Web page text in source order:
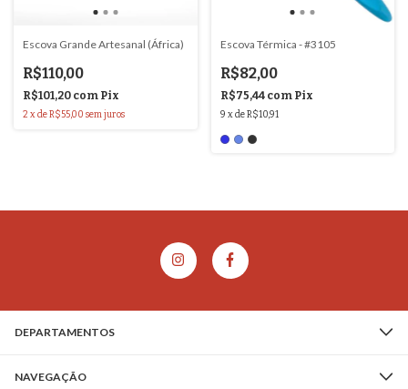
Escova Grande Artesanal (África)
R$110,00
R$101,20 com Pix
2 xdeR$55,00 sem juros
Escova Térmica - #3105
R$82,00
R$75,44 com Pix
9 xdeR$10,91
DEPARTAMENTOS
NAVEGAÇÃO